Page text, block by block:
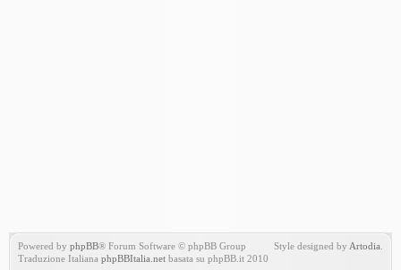
Powered by phpBB® Forum Software © phpBB Group
Traduzione Italiana phpBBItalia.net basata su phpBB.it 2010
Style designed by Artodia